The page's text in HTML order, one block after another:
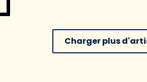
Charger plus